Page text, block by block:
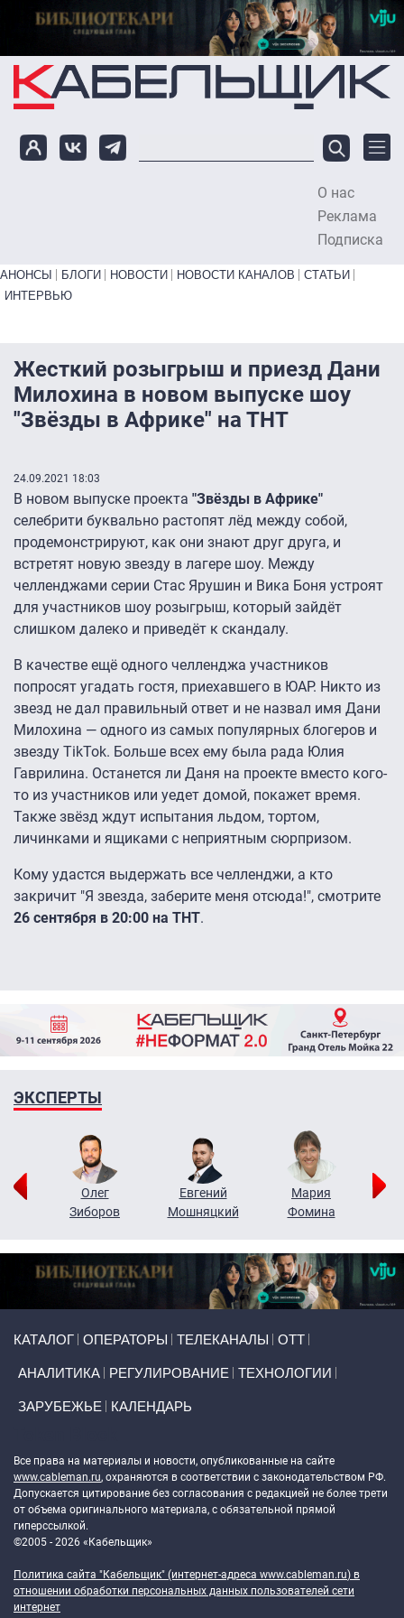
Перейти к основному содержанию
О нас
Реклама
Подписка
Primary links bottom
АНОНСЫ БЛОГИ НОВОСТИ НОВОСТИ КАНАЛОВ
СТАТЬИ
ИНТЕРВЬЮ
Жесткий розыгрыш и приезд Дани
Милохина в новом выпуске шоу
"Звёзды в Африке" на ТНТ
24.09.2021 18:03
В новом выпуске проекта "Звёзды в Африке"
селебрити буквально растопят лёд между собой,
продемонстрируют, как они знают друг друга, и
встретят новую звезду в лагере шоу. Между
челленджами серии Стас Ярушин и Вика Боня устроят
для участников шоу розыгрыш, который зайдёт
слишком далеко и приведёт к скандалу.
В качестве ещё одного челленджа участников
попросят угадать гостя, приехавшего в ЮАР. Никто из
звезд не дал правильный ответ и не назвал имя Дани
Милохина — одного из самых популярных блогеров и
звезду TikTok. Больше всех ему была рада Юлия
Гаврилина. Останется ли Даня на проекте вместо кого-
то из участников или уедет домой, покажет время.
Также звёзд ждут испытания льдом, тортом,
личинками и ящиками с неприятным сюрпризом.
Кому удастся выдержать все челленджи, а кто
закричит "Я звезда, заберите меня отсюда!", смотрите
26 сентября в 20:00 на ТНТ.
ЭКСПЕРТЫ
Олег
Зиборов
Евгений
Мошняцкий
Мария
Фомина
КАТАЛОГ ОПЕРАТОРЫ ТЕЛЕКАНАЛЫ ОТТ
АНАЛИТИКА РЕГУЛИРОВАНИЕ ТЕХНОЛОГИИ
ЗАРУБЕЖЬЕ КАЛЕНДАРЬ
Все права на материалы и новости, опубликованные на сайте
www.cableman.ru, охраняются в соответствии с законодательством РФ.
Допускается цитирование без согласования с редакцией не более трети
от объема оригинального материала, с обязательной прямой
гиперссылкой.
©2005 - 2026 «Кабельщик»
Политика сайта "Кабельщик" (интернет-адреса www.cableman.ru) в
отношении обработки персональных данных пользователей сети
интернет